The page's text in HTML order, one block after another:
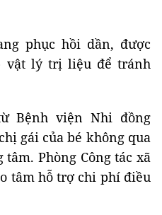
phục hồi dần, được
vật lý trị liệu để tránh
Bệnh viện Nhi đồng
gái của bé không qua
Phòng Công tác xã
tâm hỗ trợ chi phí điều